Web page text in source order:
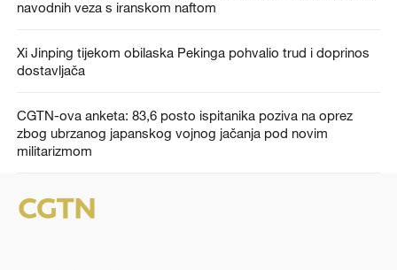
navodnih veza s iranskom naftom
Xi Jinping tijekom obilaska Pekinga pohvalio trud i doprinos
dostavljača
CGTN-ova anketa: 83,6 posto ispitanika poziva na oprez
zbog ubrzanog japanskog vojnog jačanja pod novim
militarizmom